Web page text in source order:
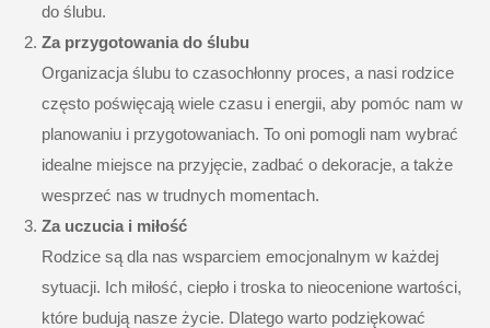
do ślubu.
Za przygotowania do ślubu
Organizacja ślubu to czasochłonny proces, a nasi rodzice
często poświęcają wiele czasu i energii, aby pomóc nam w
planowaniu i przygotowaniach. To oni pomogli nam wybrać
idealne miejsce na przyjęcie, zadbać o dekoracje, a także
wesprzeć nas w trudnych momentach.
Za uczucia i miłość
Rodzice są dla nas wsparciem emocjonalnym w każdej
sytuacji. Ich miłość, ciepło i troska to nieocenione wartości,
które budują nasze życie. Dlatego warto podziękować